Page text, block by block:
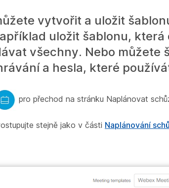
vytvořit a uložit
uložit šablonu,
všechny. Nebo můžete
a hesla, které
pro přechod na stránku Naplánovat
stejně jako v části Naplánování